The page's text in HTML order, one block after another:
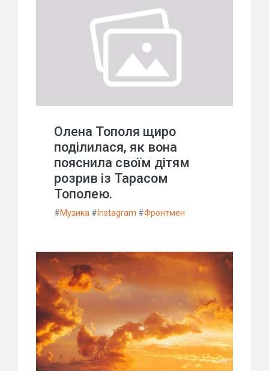
Олена Тополя щиро
поділилася, як вона
пояснила своїм дітям
розрив із Тарасом
Тополею.
#Музика # Instagram #Фронтмен